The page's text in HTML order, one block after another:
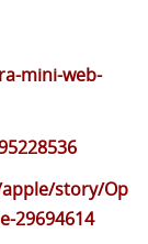
mini-web-
story/Op
29694614